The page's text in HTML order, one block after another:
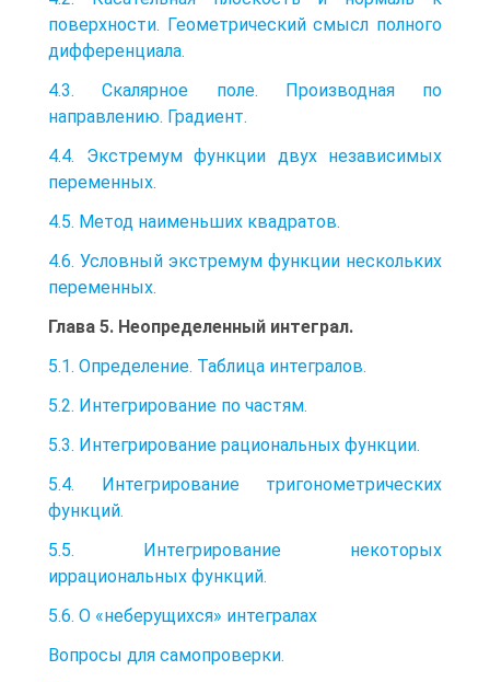
поверхности. Геометрический смысл полного
дифференциала.
4.3. Скалярное поле. Производная по
направлению. Градиент.
4.4. Экстремум функции двух независимых
переменных.
4.5. Метод наименьших квадратов.
4.6. Условный экстремум функции нескольких
переменных.
Глава 5. Неопределенный интеграл.
5.1. Определение. Таблица интегралов.
5.2. Интегрирование по частям.
5.3. Интегрирование рациональных функции.
5.4. Интегрирование тригонометрических
функций.
5.5. Интегрирование некоторых
иррациональных функций.
5.6. О «неберущихся» интегралах
Вопросы для самопроверки.